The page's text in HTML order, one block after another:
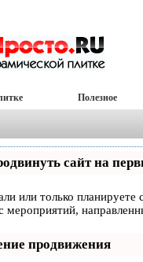
Полезное
сайт на
или только планируете
мероприятий,
продвижения